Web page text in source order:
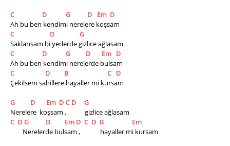
C D G D Em D
Ah bu ben kendimi nerelere koşsam
C
D
G
Saklansam bi yerlerde gizlice ağlasam
C
D G D Em D
Ah bu ben kendimi nerelerde bulsam
C
D B C D
Çekilsem sahillere hayaller mi kursam
G D Em D C D
G
Nerelere  koşsam ,            gizlice ağlasam
C D G D Em D C D B
Em
        Nerelerde bulsam ,             hayaller mi kursam